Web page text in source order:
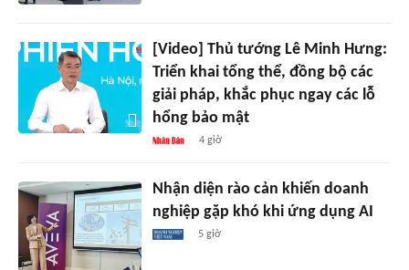
[Video] Thủ tướng Lê Minh Hưng:
Triển khai tổng thể, đồng bộ các
giải pháp, khắc phục ngay các lỗ
hổng bảo mật
4 giờ
Nhận diện rào cản khiến doanh
nghiệp gặp khó khi ứng dụng AI
5 giờ